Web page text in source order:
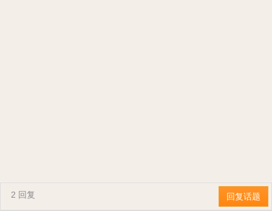
回复话题
2 回复